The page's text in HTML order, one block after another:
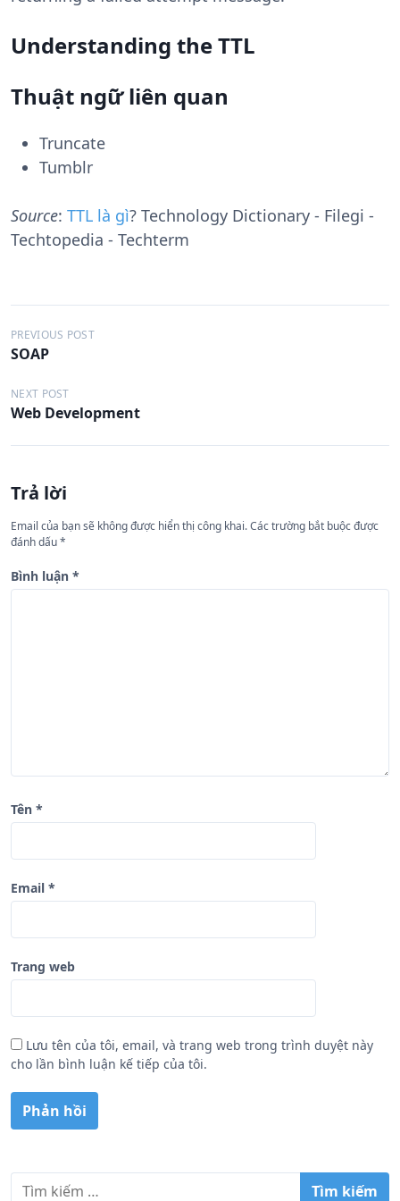
Understanding the TTL
Thuật ngữ liên quan
Truncate
Tumblr
Source: TTL là gì? Technology Dictionary - Filegi -
Techtopedia - Techterm
Đ
i
ề
u
h
ớ
n
g
b
PREVIOUS POST
SOAP
NEXT POST
Web Development
Trả lời
Email của bạn sẽ không được hiển thị công khai.Các trường bắt buộc được
đánh dấu*
Bình luận *
Tên *
Email *
Trang web
Lưu tên của tôi, email, và trang web trong trình duyệt này
cho lần bình luận kế tiếp của tôi.